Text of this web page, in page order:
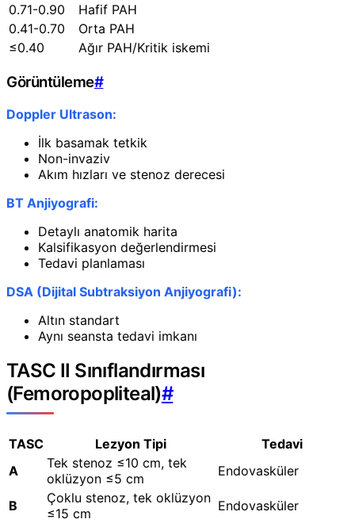
0.71-0.90
Hafif PAH
0.41-0.70
Orta PAH
≤0.40
Ağır PAH/Kritik iskemi
Görüntüleme#
Doppler Ultrason:
İlk basamak tetkik
Non-invaziv
Akım hızları ve stenoz derecesi
BT Anjiyografi:
Detaylı anatomik harita
Kalsifikasyon değerlendirmesi
Tedavi planlaması
DSA (Dijital Subtraksiyon Anjiyografi):
Altın standart
Aynı seansta tedavi imkanı
TASC II Sınıflandırması
(Femoropopliteal)#
TASC Lezyon Tipi
Tedavi
A
Tek stenoz ≤10 cm, tek
oklüzyon ≤5 cm
Endovasküler
B
Çoklu stenoz, tek oklüzyon
≤15 cm
Endovasküler